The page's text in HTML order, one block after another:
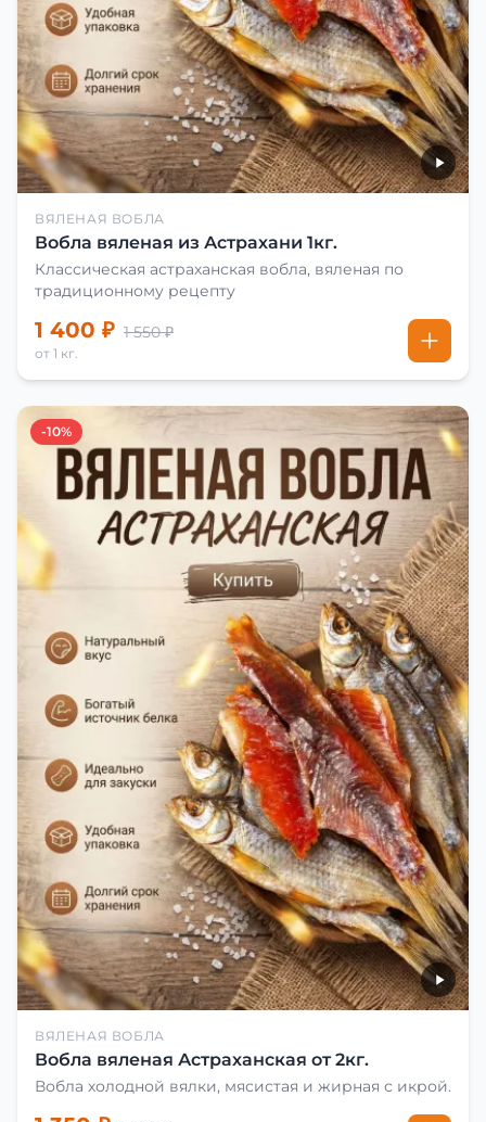
ВЯЛЕНАЯ ВОБЛА
Вобла вяленая из Астрахани 1кг.
Классическая астраханская вобла, вяленая по
традиционному рецепту
1 400 ₽ 1 550 ₽
от 1 кг.
-10%
ВЯЛЕНАЯ ВОБЛА
Вобла вяленая Астраханская от 2кг.
Вобла холодной вялки, мясистая и жирная с икрой.